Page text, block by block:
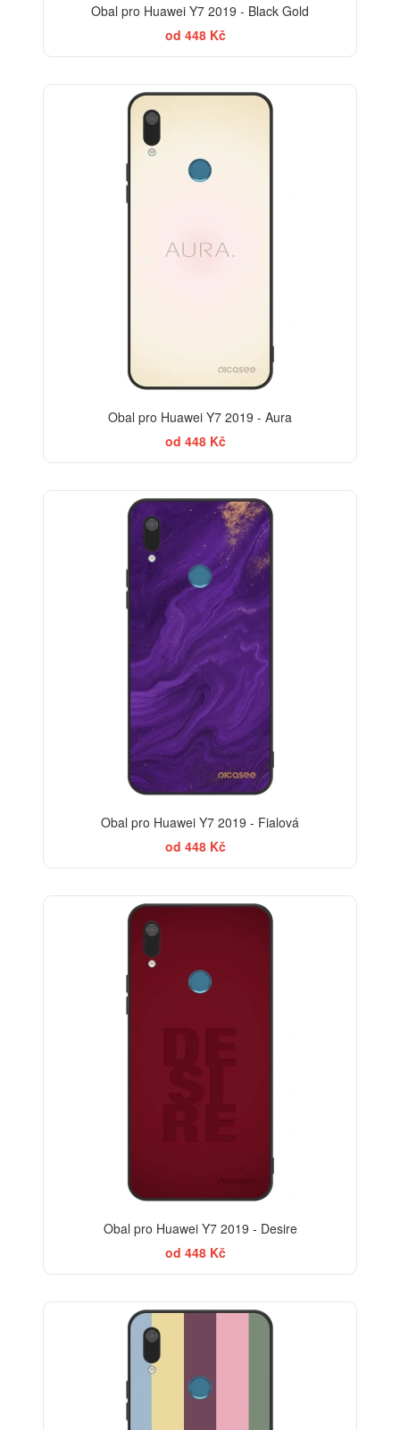
Obal pro Huawei Y7 2019 - Black Gold
od 448 Kč
Obal pro Huawei Y7 2019 - Aura
od 448 Kč
Obal pro Huawei Y7 2019 - Fialová
od 448 Kč
Obal pro Huawei Y7 2019 - Desire
od 448 Kč